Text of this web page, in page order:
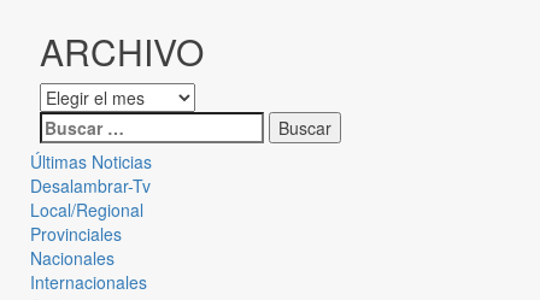
ARCHIVO
Últimas Noticias
Desalambrar-Tv
Local/Regional
Provinciales
Nacionales
Internacionales